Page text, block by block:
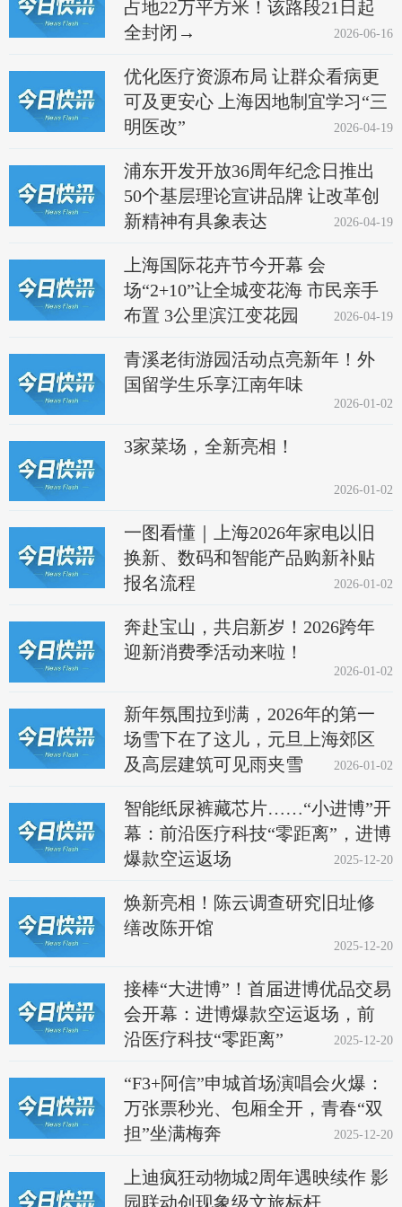
占地22万平方米！该路段21日起
全封闭→
2026-06-16
优化医疗资源布局 让群众看病更
可及更安心 上海因地制宜学习“三
明医改”
2026-04-19
浦东开发开放36周年纪念日推出
50个基层理论宣讲品牌 让改革创
新精神有具象表达
2026-04-19
上海国际花卉节今开幕 会
场“2+10”让全城变花海 市民亲手
布置 3公里滨江变花园
2026-04-19
青溪老街游园活动点亮新年！外
国留学生乐享江南年味
2026-01-02
3家菜场，全新亮相！
2026-01-02
一图看懂｜上海2026年家电以旧
换新、数码和智能产品购新补贴
报名流程
2026-01-02
奔赴宝山，共启新岁！2026跨年
迎新消费季活动来啦！
2026-01-02
新年氛围拉到满，2026年的第一
场雪下在了这儿，元旦上海郊区
及高层建筑可见雨夹雪
2026-01-02
智能纸尿裤藏芯片……“小进博”开
幕：前沿医疗科技“零距离”，进博
爆款空运返场
2025-12-20
焕新亮相！陈云调查研究旧址修
缮改陈开馆
2025-12-20
接棒“大进博”！首届进博优品交易
会开幕：进博爆款空运返场，前
沿医疗科技“零距离”
2025-12-20
“F3+阿信”申城首场演唱会火爆：
万张票秒光、包厢全开，青春“双
担”坐满梅奔
2025-12-20
上迪疯狂动物城2周年遇映续作 影
园联动创现象级文旅标杆